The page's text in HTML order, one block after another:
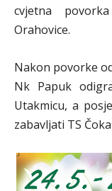
cvjetna
Orahovice.
Nakon povorke
Nk Papuk
Utakmicu, a
zabavljati TS